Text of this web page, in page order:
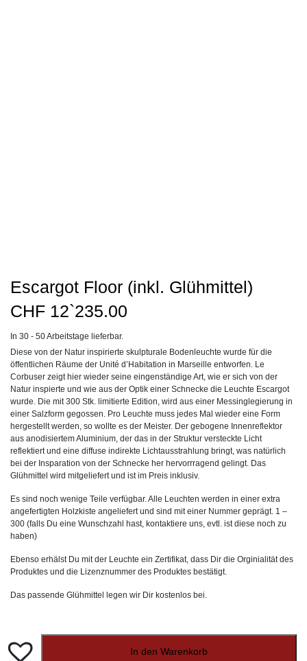
Escargot Floor (inkl. Glühmittel)
CHF 12`235.00
In 30 - 50 Arbeitstage lieferbar.
Diese von der Natur inspirierte skulpturale Bodenleuchte wurde für die
öffentlichen Räume der Unité d’Habitation in Marseille entworfen. Le
Corbuser zeigt hier wieder seine eingenständige Art, wie er sich von der
Natur inspierte und wie aus der Optik einer Schnecke die Leuchte Escargot
wurde. Die mit 300 Stk. limitierte Edition, wird aus einer Messinglegierung in
einer Salzform gegossen. Pro Leuchte muss jedes Mal wieder eine Form
hergestellt werden, so wollte es der Meister. Der gebogene Innenreflektor
aus anodisiertem Aluminium, der das in der Struktur versteckte Licht
reflektiert und eine diffuse indirekte Lichtausstrahlung bringt, was natürlich
bei der Insparation von der Schnecke her hervorrragend gelingt. Das
Glühmittel wird mitgeliefert und ist im Preis inklusiv.
Es sind noch wenige Teile verfügbar. Alle Leuchten werden in einer extra
angefertigten Holzkiste angeliefert und sind mit einer Nummer geprägt. 1 –
300 (falls Du eine Wunschzahl hast, kontaktiere uns, evtl. ist diese noch zu
haben)
Ebenso erhälst Du mit der Leuchte ein Zertifikat, dass Dir die Orginialität des
Produktes und die Lizenznummer des Produktes bestätigt.
Das passende Glühmittel legen wir Dir kostenlos bei.
In den Warenkorb